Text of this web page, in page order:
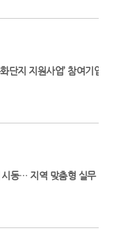
단지 지원사업’ 참여기업
시동… 지역 맞춤형 실무 인